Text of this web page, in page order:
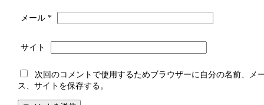
メール *
サイト
次回のコメントで使用するためブラウザーに自分の名前、メ
ス、サイトを保存する。